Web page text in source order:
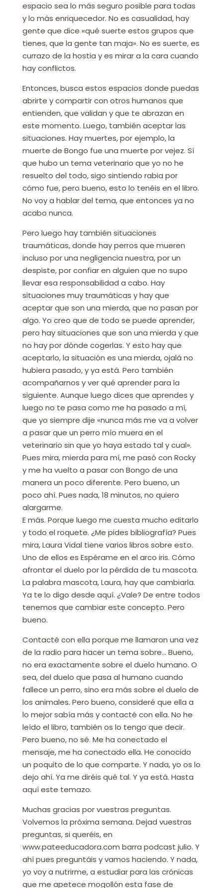
espacio sea lo más seguro posible para todas
y lo más enriquecedor. No es casualidad, hay
gente que dice «qué suerte estos grupos que
tienes, que la gente tan maja». No es suerte, es
currazo de la hostia y es mirar a la cara cuando
hay conflictos.
Entonces, busca estos espacios donde puedas
abrirte y compartir con otros humanos que
entienden, que validan y que te abrazan en
este momento. Luego, también aceptar las
situaciones. Hay muertes, por ejemplo, la
muerte de Bongo fue una muerte por vejez. Sí
que hubo un tema veterinario que yo no he
resuelto del todo, sigo sintiendo rabia por
cómo fue, pero bueno, esto lo tenéis en el libro.
No voy a hablar del tema, que entonces ya no
acabo nunca.
Pero luego hay también situaciones
traumáticas, donde hay perros que mueren
incluso por una negligencia nuestra, por un
despiste, por confiar en alguien que no supo
llevar esa responsabilidad a cabo. Hay
situaciones muy traumáticas y hay que
aceptar que son una mierda, que no pasan por
algo. Yo creo que de todo se puede aprender,
pero hay situaciones que son una mierda y que
no hay por dónde cogerlas. Y esto hay que
aceptarlo, la situación es una mierda, ojalá no
hubiera pasado, y ya está. Pero también
acompañarnos y ver qué aprender para la
siguiente. Aunque luego dices que aprendes y
luego no te pasa como me ha pasado a mí,
que yo siempre dije «nunca más me va a volver
a pasar que un perro mío muera en el
veterinario sin que yo haya estado tal y cual».
Pues mira, mierda para mí, me pasó con Rocky
y me ha vuelto a pasar con Bongo de una
manera un poco diferente. Pero bueno, un
poco ahí. Pues nada, 18 minutos, no quiero
alargarme.
E más. Porque luego me cuesta mucho editarlo
y todo el roquete. ¿Me pides bibliografía? Pues
mira, Laura Vidal tiene varios libros sobre esto.
Uno de ellos es Espérame en el arco iris. Cómo
afrontar el duelo por la pérdida de tu mascota.
La palabra mascota, Laura, hay que cambiarla.
Ya te lo digo desde aquí. ¿Vale? De entre todos
tenemos que cambiar este concepto. Pero
bueno.
Contacté con ella porque me llamaron una vez
de la radio para hacer un tema sobre… Bueno,
no era exactamente sobre el duelo humano. O
sea, del duelo que pasa al humano cuando
fallece un perro, sino era más sobre el duelo de
los animales. Pero bueno, consideré que ella a
lo mejor sabía más y contacté con ella. No he
leído el libro, también os lo tengo que decir.
Pero bueno, no sé. Me ha conectado el
mensaje, me ha conectado ella. He conocido
un poquito de lo que comparte. Y nada, yo os lo
dejo ahí. Ya me diréis qué tal. Y ya está. Hasta
aquí este temazo.
Muchas gracias por vuestras preguntas.
Volvemos la próxima semana. Dejad vuestras
preguntas, si queréis, en
www.pateeducadora.com barra podcast julio. Y
ahí pues preguntáis y vamos haciendo. Y nada,
yo voy a nutrirme, a estudiar para las crónicas
que me apetece mogollón esta fase de